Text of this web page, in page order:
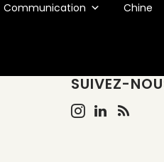
Communication Chine
SUIVEZ-